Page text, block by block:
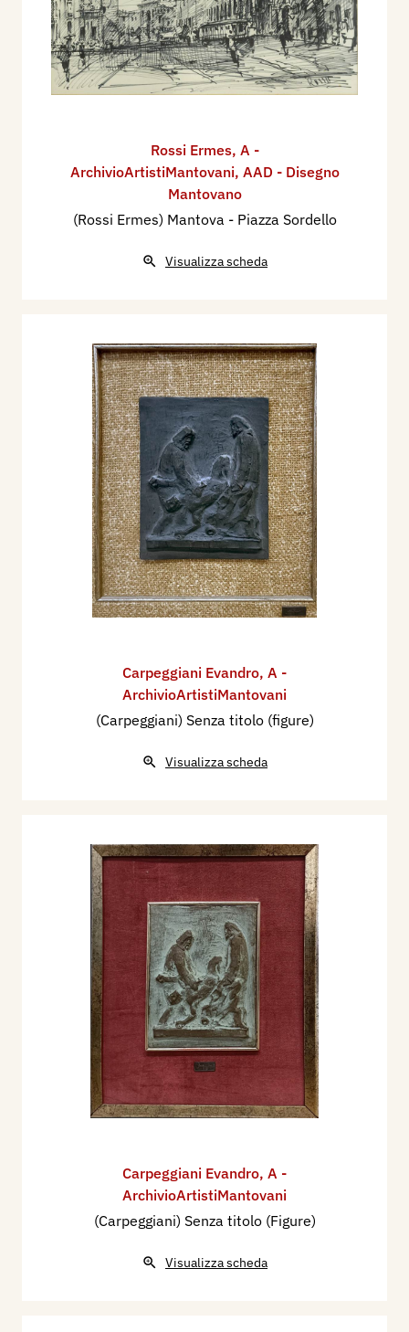
Rossi Ermes, A -
ArchivioArtistiMantovani, AAD - Disegno
Mantovano
(Rossi Ermes) Mantova - Piazza Sordello
Visualizza scheda
Carpeggiani Evandro, A -
ArchivioArtistiMantovani
(Carpeggiani) Senza titolo (figure)
Visualizza scheda
Carpeggiani Evandro, A -
ArchivioArtistiMantovani
(Carpeggiani) Senza titolo (Figure)
Visualizza scheda